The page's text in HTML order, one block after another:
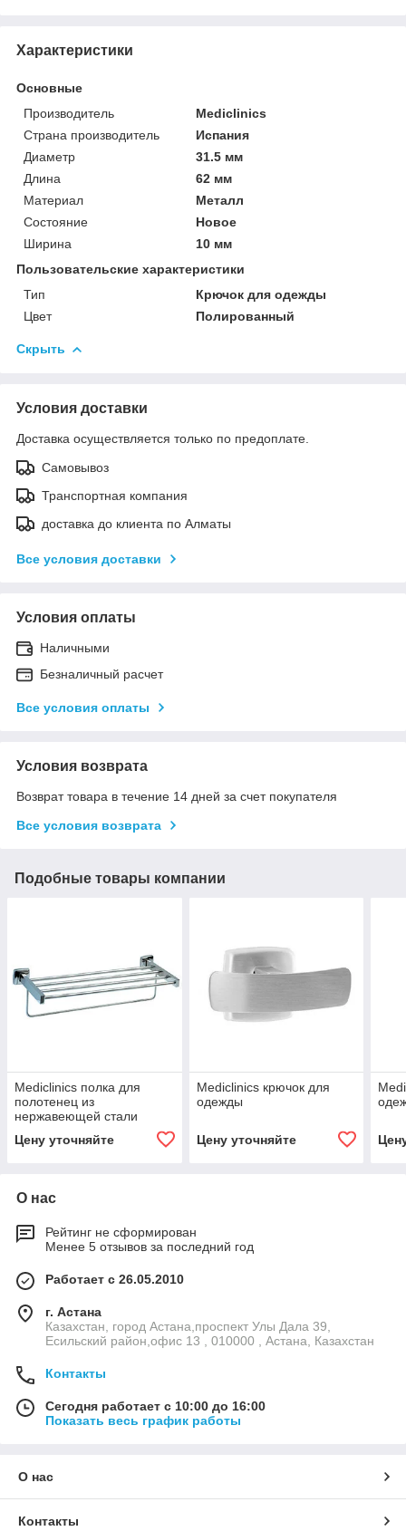
Характеристики
Основные
Производитель
Mediclinics
Страна производитель
Испания
Диаметр
31.5 мм
Длина
62 мм
Материал
Металл
Состояние
Новое
Ширина
10 мм
Пользовательские характеристики
Тип
Крючок для одежды
Цвет
Полированный
Скрыть
Условия доставки
Доставка осуществляется только по предоплате.
Самовывоз
Транспортная компания
доставка до клиента по Алматы
Все условия доставки
Условия оплаты
Наличными
Безналичный расчет
Все условия оплаты
Условия возврата
Возврат товара в течение 14 дней за счет покупателя
Все условия возврата
Подобные товары компании
Mediclinics полка для
полотенец из
нержавеющей стали
Цену уточняйте
Mediclinics крючок для
одежды
Цену уточняйте
О нас
Рейтинг не сформирован
Менее 5 отзывов за последний год
Работает с 26.05.2010
г. Астана
Казахстан, город Астана,проспект Улы Дала 39,
Есильский район,офис 13 , 010000 , Астана, Казахстан
Контакты
Сегодня работает с 10:00 до 16:00
Показать весь график работы
О нас
Контакты